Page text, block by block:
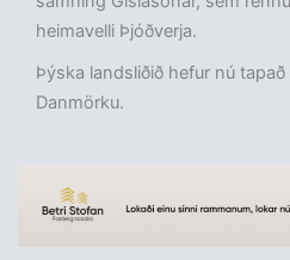
heimavelli Þjóðverja.
Þýska landsliðið hefur nú
Danmörku.